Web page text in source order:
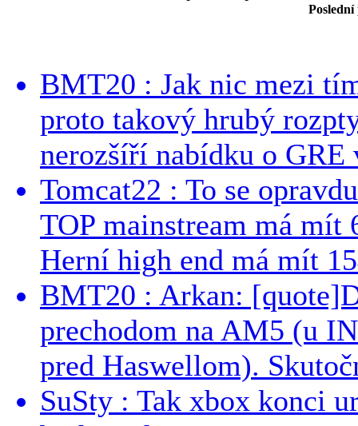
BMT20 : Jak nic mezi
proto takový hrubý
nerozšíří nabídku o GRE
Tomcat22 : To se
TOP mainstream má
Herní high end má mít
BMT20 : Arkan:
prechodom na AM5 (u
pred Haswellom).
SuSty : Tak xbox konci